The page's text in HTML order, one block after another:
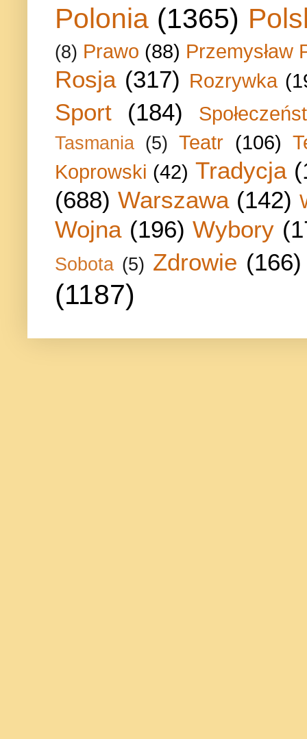
Polonia (1365)
(8) Prawo (88) Przemysław
Rosja (317) Rozrywka
Sport (184)
Tasmania (5) Teatr (106)
Koprowski (42) Tradycja
(688) Warszawa (142)
Wojna (196) Wybory
Sobota (5) Zdrowie (166)
(1187)